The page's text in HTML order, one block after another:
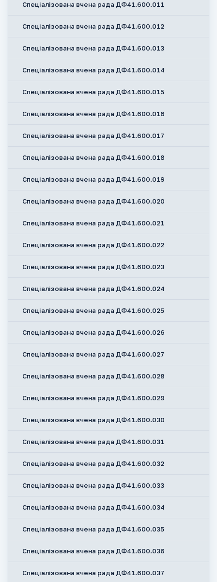
Спеціалізована вчена рада ДФ41.600.011
Спеціалізована вчена рада ДФ41.600.012
Спеціалізована вчена рада ДФ41.600.013
Спеціалізована вчена рада ДФ41.600.014
Спеціалізована вчена рада ДФ41.600.015
Спеціалізована вчена рада ДФ41.600.016
Спеціалізована вчена рада ДФ41.600.017
Спеціалізована вчена рада ДФ41.600.018
Спеціалізована вчена рада ДФ41.600.019
Спеціалізована вчена рада ДФ41.600.020
Спеціалізована вчена рада ДФ41.600.021
Спеціалізована вчена рада ДФ41.600.022
Спеціалізована вчена рада ДФ41.600.023
Спеціалізована вчена рада ДФ41.600.024
Спеціалізована вчена рада ДФ41.600.025
Спеціалізована вчена рада ДФ41.600.026
Спеціалізована вчена рада ДФ41.600.027
Спеціалізована вчена рада ДФ41.600.028
Спеціалізована вчена рада ДФ41.600.029
Спеціалізована вчена рада ДФ41.600.030
Спеціалізована вчена рада ДФ41.600.031
Спеціалізована вчена рада ДФ41.600.032
Спеціалізована вчена рада ДФ41.600.033
Спеціалізована вчена рада ДФ41.600.034
Спеціалізована вчена рада ДФ41.600.035
Спеціалізована вчена рада ДФ41.600.036
Спеціалізована вчена рада ДФ41.600.037